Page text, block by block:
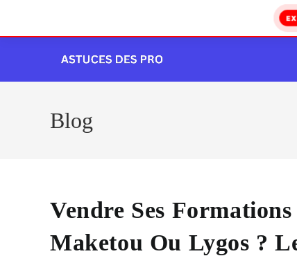
content
Blog
Vendre Ses
Maketou Ou Lygos ?